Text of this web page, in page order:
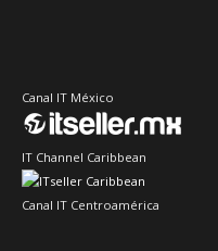
Canal IT México
IT Channel Caribbean
Canal IT Centroamérica